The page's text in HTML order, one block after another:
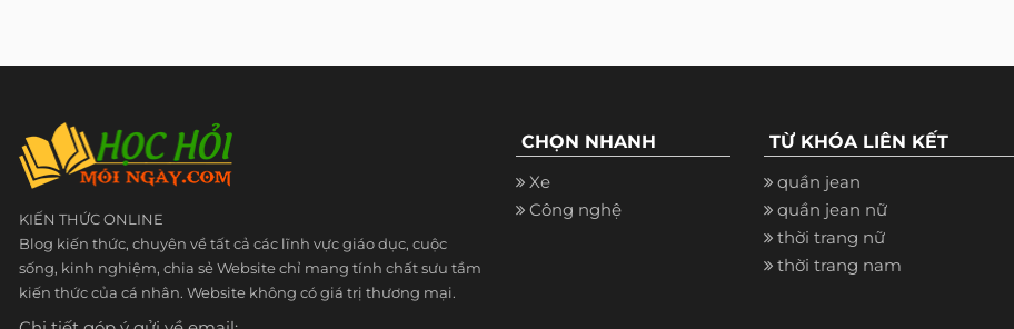
KIẾN THỨC ONLINE
Blog kiến thức, chuyên về tất cả các lĩnh vực giáo dục, cuộc
sống, kinh nghiệm, chia sẻ Website chỉ mang tính chất sưu tầm
kiến thức của cá nhân. Website không có giá trị thương mại.
CHỌN NHANH
Xe
Công nghệ
TỪ KHÓA LIÊN KẾT
quần jean
quần jean nữ
thời trang nữ
thời trang nam